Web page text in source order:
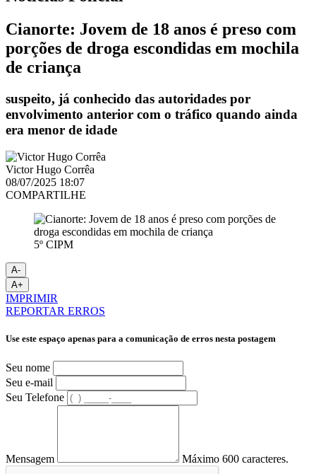
Cianorte: Jovem de 18 anos é preso com
porções de droga escondidas em mochila
de criança
suspeito, já conhecido das autoridades por
envolvimento anterior com o tráfico quando ainda
era menor de idade
Victor Hugo Corrêa
08/07/2025 18:07
COMPARTILHE
5º CIPM
A-
A+
IMPRIMIR
REPORTAR ERROS
Use este espaço apenas para a comunicação de erros nesta postagem
Seu nome
Seu e-mail
Seu Telefone
Mensagem Máximo 600 caracteres.